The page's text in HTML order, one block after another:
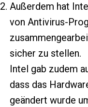
Außerdem hat
von Antivirus-
sicher zu stellen.
Intel gab zudem
dass das
geändert wurde